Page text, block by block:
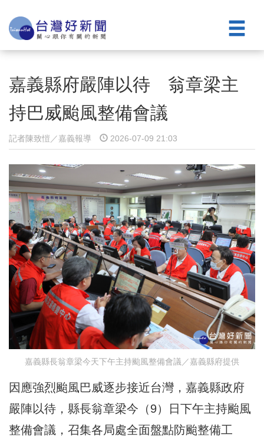
嘉義縣府嚴陣以待 翁章梁主
持巴威颱風整備會議
記者陳致愷／嘉義報導 2026-07-09 21:03
嘉義縣長翁章梁今天下午主持颱風整備會議／嘉義縣府提供
因應強烈颱風巴威逐步接近台灣，嘉義縣政府
嚴陣以待，縣長翁章梁今（9）日下午主持颱風
整備會議，召集各局處全面盤點防颱整備工